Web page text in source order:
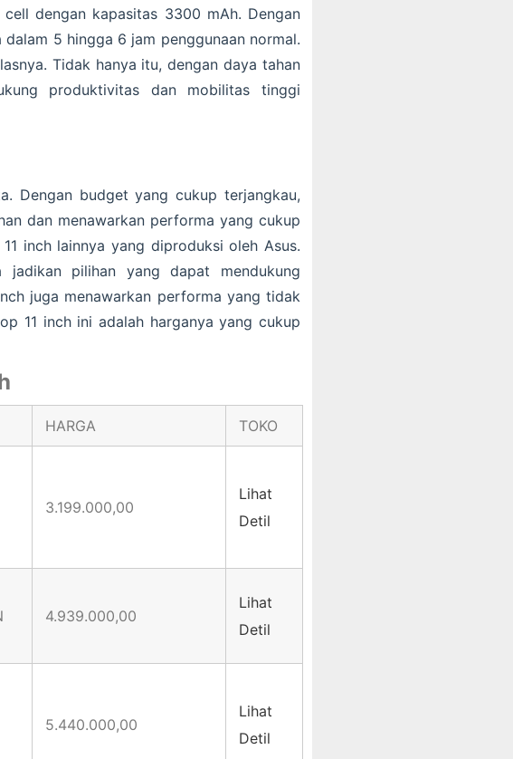
dengan kapasitas 3300 mAh. Dengan
5 hingga 6 jam penggunaan normal.
Tidak hanya itu, dengan daya tahan
produktivitas dan mobilitas tinggi
Dengan budget yang cukup terjangkau,
dan menawarkan performa yang cukup
inch lainnya yang diproduksi oleh Asus.
pilihan yang dapat mendukung
juga menawarkan performa yang tidak
11 inch ini adalah harganya yang cukup
HARGA TOKO
3.199.000,00
Lihat
Detil
4.939.000,00
Lihat
Detil
5.440.000,00
Lihat
Detil